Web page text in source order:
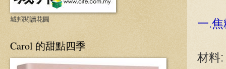
一.
材料:
城邦閱讀花圓
Carol 的甜點四季